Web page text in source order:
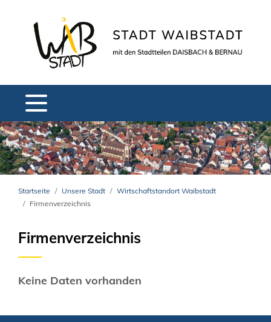
Startseite Unsere Stadt
Wirtschaftstandort Waibstadt
Firmenverzeichnis
Firmenverzeichnis
Keine Daten vorhanden